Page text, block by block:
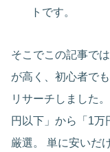
トです。
そこでこの記事で
が高く、初心者で
リサーチしました
円以下」から「1万
厳選。 単に安いだ